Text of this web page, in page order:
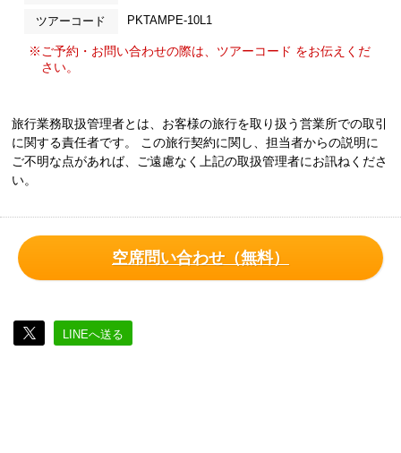
ツアーコード PKTAMPE-10L1
※ご予約・お問い合わせの際は、ツアーコード をお伝えくだ
さい。
旅行業務取扱管理者とは、お客様の旅行を取り扱う営業所での取引
に関する責任者です。 この旅行契約に関し、担当者からの説明に
ご不明な点があれば、ご遠慮なく上記の取扱管理者にお訊ねくださ
い。
空席問い合わせ（無料）
LINEへ送る